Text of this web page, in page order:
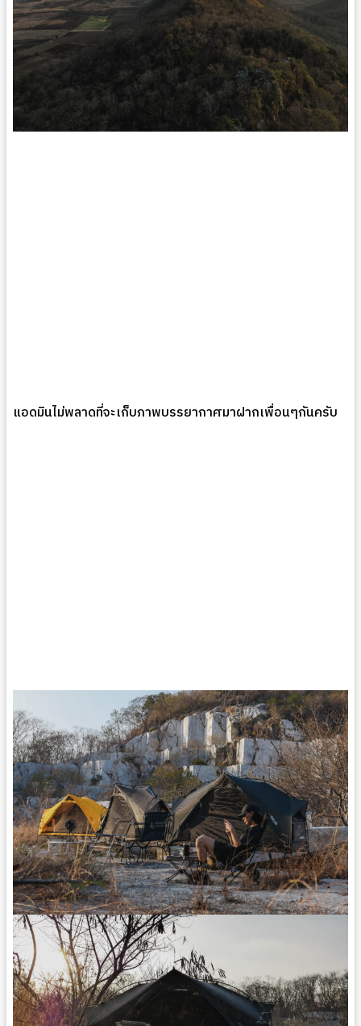
แอดมินไม่พลาดที่จะเก็บภาพบรรยากาศมาฝากเพื่อนๆกันครับ